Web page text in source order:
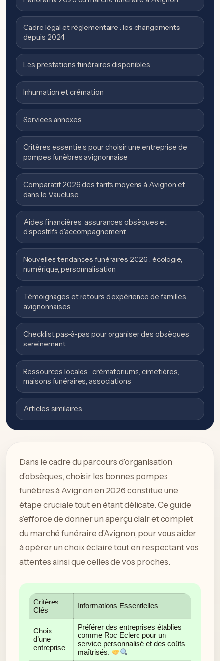
Cadre légal et réglementaire : les changements
depuis 2024
Les prestations funéraires disponibles
Inhumation et crémation
Services annexes
Critères essentiels pour choisir une entreprise de
pompes funèbres avignonnaise
Comparatif 2026 des tarifs moyens à Avignon et
dans le Vaucluse
Aides financières, assurances obsèques et
dispositifs d’accompagnement
Nouvelles tendances funéraires 2026 : écologie,
numérique, personnalisation
Témoignages et retours d’expérience de familles
avignonnaises
Checklist pas-à-pas pour organiser des obsèques
sereinement
Ressources locales : crématoriums, cimetières,
maisons funéraires, associations
Articles similaires
Dans le cadre du parcours d’organisation
d’obsèques, choisir les bonnes pompes
funèbres à Avignon en 2026 constitue une
étape cruciale tout en étant délicate. Ce guide
s’efforce de donner un aperçu clair et complet
du marché funéraire d’Avignon, pour vous aider
à opérer un choix éclairé tout en respectant vos
attentes ainsi que celles de vos proches.
Critères
Clés
Informations Essentielles
Choix
d’une
entreprise
Préférer des entreprises établies
comme Roc Eclerc pour un
service personnalisé et des coûts
maîtrisés.